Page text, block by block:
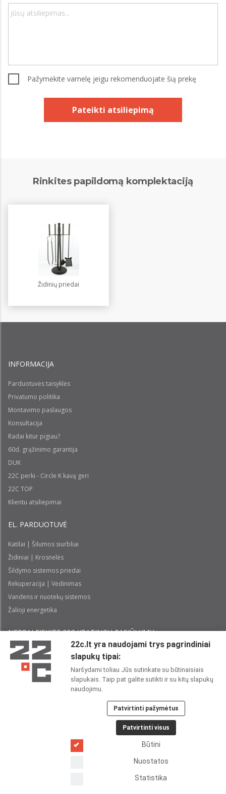
Pažymėkite varnelę jeigu rekomenduojate šią prekę
Pateikti atsiliepimą
Rinkites papildomą komplektaciją
Židinių priedai
INFORMACIJA
Parduotuvės taisyklės
Privatumo politika
Montavimo paslaugos
Konsultacija
Radai kitur pigiau?
60d. grąžinimo garantija
DUK
22C perki - Circle K kavą geri
22C TOP
Klientu atsiliepimai
EL. PARDUOTUVĖ
Katilai | Šilumos siurbliai
Židiniai | Krosnelės
Šildymo sistemos priedai
Rekuperacija | Vėdinimas
Vandens ir nuotekų sistemos
Žalioji energetika
NEPRALEISKITE 22С YPATINGŲ PASIŪLYMŲ:
Perskaičiau ir sutinku su 22CPrivatumo politika
22C SOCIALINIUOSE TINKLUOSE:
Copyright 2026
22c.lt yra naudojami trys pagrindiniai
slapukų tipai:
Naršydami toliau Jūs sutinkate su būtinaisiais
slapukais. Taip pat galite sutikti ir su kitų slapukų
naudojimu.
Patvirtinti pažymėtus
Patvirtinti visus
Būtini
Nuostatos
Statistika